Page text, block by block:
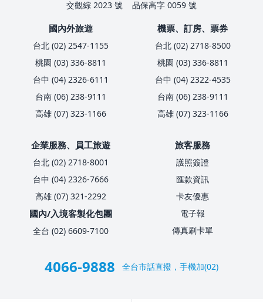
交觀綜 2023 號
品保高字 0059 號
國內外旅遊
台北 (02) 2547-1155
桃園 (03) 336-8811
台中 (04) 2326-6111
台南 (06) 238-9111
高雄 (07) 323-1166
機票、訂房、票券
台北 (02) 2718-8500
桃園 (03) 336-8811
台中 (04) 2322-4535
台南 (06) 238-9111
高雄 (07) 323-1166
企業服務、員工旅遊
台北 (02) 2718-8001
台中 (04) 2326-7666
高雄 (07) 321-2292
國內/入境客製化包團
全台 (02) 6609-7100
旅客服務
護照簽證
匯款資訊
卡友優惠
電子報
傳真刷卡單
4066-9888 全台市話直撥，手機加(02)